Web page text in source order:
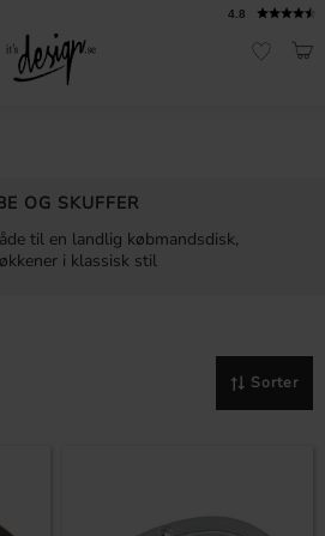
4.8
OG SKUFFER
til en landlig købmandsdisk,
i klassisk stil
Sorter
Tips
Design